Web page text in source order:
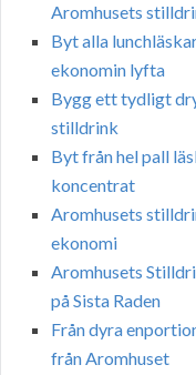
Aromhusets
Byt alla
ekonomin lyfta
Bygg ett tydligt
stilldrink
Byt från hel pall
koncentrat
Aromhusets
ekonomi
Aromhusets
på Sista Raden
Från dyra
från Aromhuset